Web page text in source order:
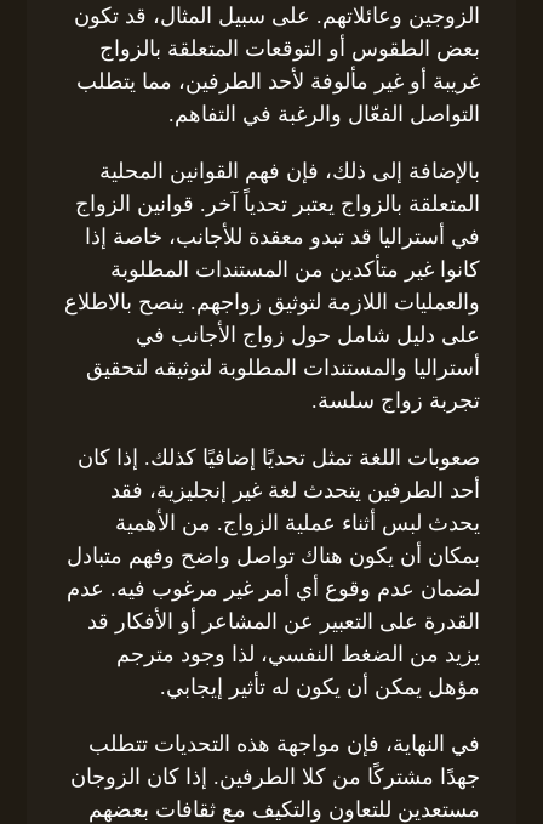
الزوجين وعائلاتهم. على سبيل المثال، قد تكون
بعض الطقوس أو التوقعات المتعلقة بالزواج
غريبة أو غير مألوفة لأحد الطرفين، مما يتطلب
التواصل الفعّال والرغبة في التفاهم.
بالإضافة إلى ذلك، فإن فهم القوانين المحلية
المتعلقة بالزواج يعتبر تحدياً آخر. قوانين الزواج
في أستراليا قد تبدو معقدة للأجانب، خاصة إذا
كانوا غير متأكدين من المستندات المطلوبة
والعمليات اللازمة لتوثيق زواجهم. ينصح بالاطلاع
على دليل شامل حول زواج الأجانب في
أستراليا والمستندات المطلوبة لتوثيقه لتحقيق
تجربة زواج سلسة.
صعوبات اللغة تمثل تحديًا إضافيًا كذلك. إذا كان
أحد الطرفين يتحدث لغة غير إنجليزية، فقد
يحدث لبس أثناء عملية الزواج. من الأهمية
بمكان أن يكون هناك تواصل واضح وفهم متبادل
لضمان عدم وقوع أي أمر غير مرغوب فيه. عدم
القدرة على التعبير عن المشاعر أو الأفكار قد
يزيد من الضغط النفسي، لذا وجود مترجم
مؤهل يمكن أن يكون له تأثير إيجابي.
في النهاية، فإن مواجهة هذه التحديات تتطلب
جهدًا مشتركًا من كلا الطرفين. إذا كان الزوجان
مستعدين للتعاون والتكيف مع ثقافات بعضهم